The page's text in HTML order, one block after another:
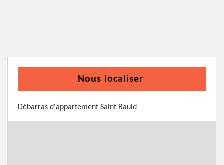
Nous localiser
Débarras d'appartement Saint Bauld